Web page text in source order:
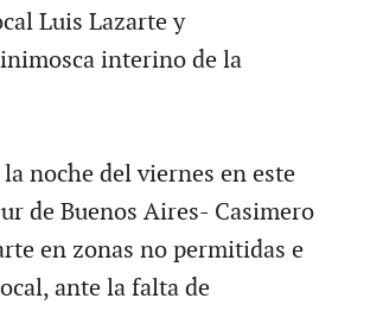
Luis Lazarte y
interino de la
noche del viernes en este
de Buenos Aires- Casimero
en zonas no permitidas e
ante la falta de